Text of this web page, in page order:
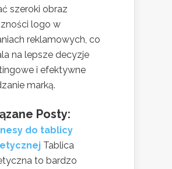
szeroki obraz
logo w
reklamowych, co
na lepsze decyzje
i efektywne
marką.
Posty:
do tablicy
Tablica
to bardzo